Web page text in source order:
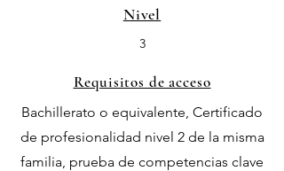
Nivel
3
Requisitos de acceso
Bachillerato o equivalente, Certificado
de profesionalidad nivel 2 de la misma
familia, prueba de competencias clave